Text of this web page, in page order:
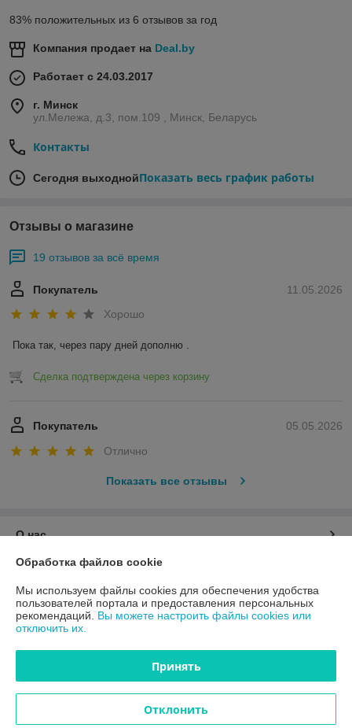
83% положительных из 6 отзывов за год
Компания продает на Deal.by
Работает с 24.03.2017
г. Минск
ул.Мележа, д.3, пом.109 , Минск, Беларусь
Контакты
Сегодня выходнойПоказать весь график работы
Отзывы о магазине
19 отзывов за всё время
11.05.2026
Покупатель
Хорошо
Пока так, через пару дней дополню .
Сделка подтверждена через корзину
05.05.2026
Покупатель
Отлично
Показать все отзывы
О нас
Контакты
Доставка и оплата
Полная версия сайта
Обработка файлов cookie
Мы используем файлы cookies для обеспечения удобства
пользователей портала и предоставления персональных
рекомендаций. Вы можете настроить файлы cookies или
отключить их.
Принять
Отклонить